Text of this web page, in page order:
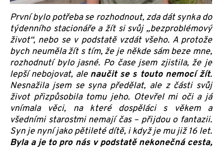
První bylo potřeba se rozhodnout, zda dát synka do
týdenního stacionáře a žít si svůj „bezproblémový
život“, nebo se v podstatě vzdát všeho. A protože
bych neuměla žít s tím, že je někde sám beze mne,
rozhodnutí bylo jasné. Po čase jsem zjistila, že je
lepší nebojovat, ale naučit se s touto nemocí žít.
Nesnažila jsem se syna předělat, ale z části svůj
život přizpůsobila tomu jeho. Otevřel mi oči a já
vnímala věci, na které dospěláci s věkem a
všedními starostmi nemají čas – přijdou o fantazii.
Syn je nyní jako pětileté dítě, i když je mu již 16 let.
Byla a je to pro nás v podstatě nekonečná cesta,